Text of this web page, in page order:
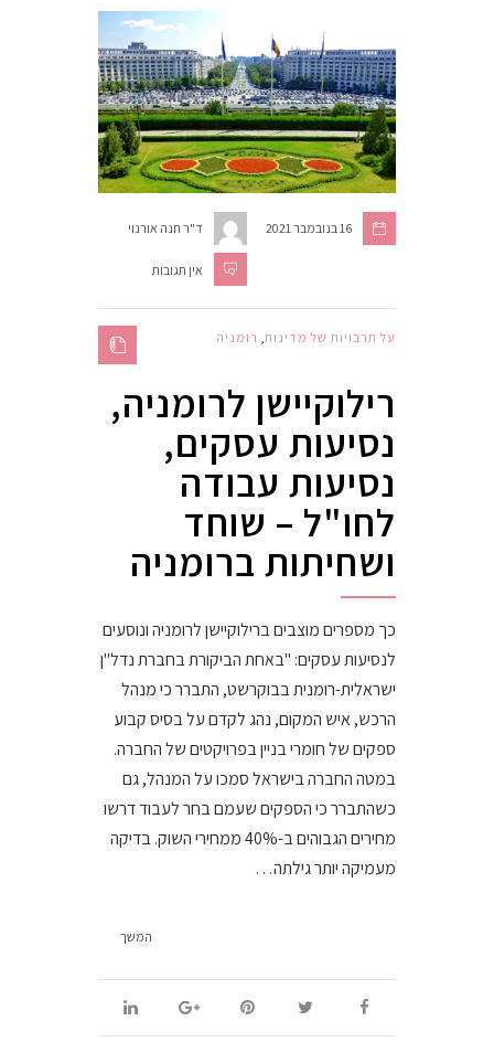
ד"ר חנה אורנוי 16 בנובמבר 2021
אין תגובות
על תרבויות של מדינות רומניה
רילוקיישן לרומניה,
נסיעות עסקים,
נסיעות עבודה
לחו"ל – שוחד
ושחיתות ברומניה
כך מספרים מוצבים ברילוקיישן לרומניה ונוסעים
לנסיעות עסקים: "באחת הביקורת בחברת נדל"ן
ישראלית-רומנית בבוקרשט, התברר כי מנהל
הרכש, איש המקום, נהג לקדם על בסיס קבוע
ספקים של חומרי בניין בפרויקטים של החברה.
במטה החברה בישראל סמכו על המנהל, גם
כשהתברר כי הספקים שעמם בחר לעבוד דרשו
מחירים הגבוהים ב-40% ממחירי השוק. בדיקה
מעמיקה יותר גילתה…
המשך